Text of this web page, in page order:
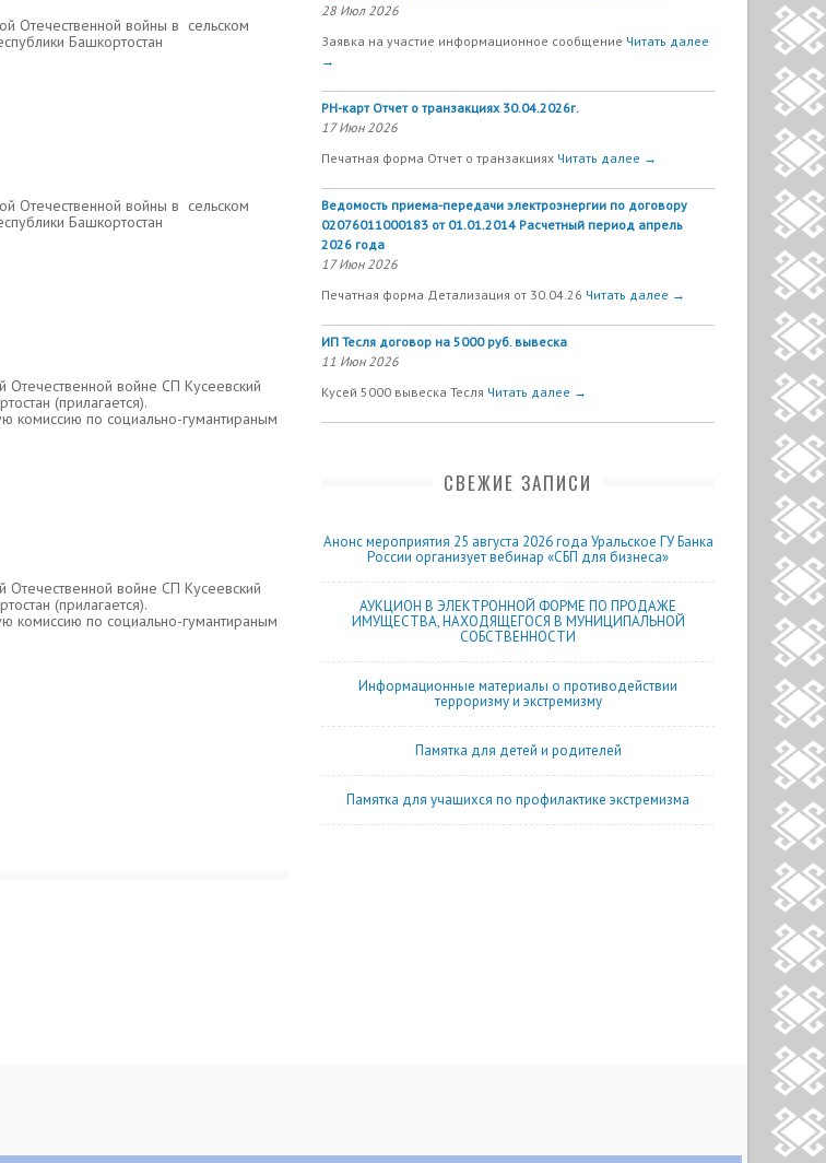
Отечественной войны в сельском
Башкортостан
Отечественной войны в сельском
Башкортостан
войне СП Кусеевский
(прилагается).
комиссию по социально-гумантираным
войне СП Кусеевский
(прилагается).
комиссию по социально-гумантираным
28 Июл 2026
Заявка на участие информационное сообщение Читать далее
→
РН-карт Отчет о транзакциях 30.04.2026г.
17 Июн 2026
Печатная форма Отчет о транзакциях Читать далее →
Ведомость приема-передачи электроэнергии по договору
02076011000183 от 01.01.2014 Расчетный период апрель
2026 года
17 Июн 2026
Печатная форма Детализация от 30.04.26 Читать далее →
ИП Тесля договор на 5000 руб. вывеска
11 Июн 2026
Кусей 5000 вывеска Тесля Читать далее →
СВЕЖИЕ ЗАПИСИ
Анонс мероприятия 25 августа 2026 года Уральское ГУ Банка
России организует вебинар «СБП для бизнеса»
АУКЦИОН В ЭЛЕКТРОННОЙ ФОРМЕ ПО ПРОДАЖЕ
ИМУЩЕСТВА, НАХОДЯЩЕГОСЯ В МУНИЦИПАЛЬНОЙ
СОБСТВЕННОСТИ
Информационные материалы о противодействии
терроризму и экстремизму
Памятка для детей и родителей
Памятка для учащихся по профилактике экстремизма